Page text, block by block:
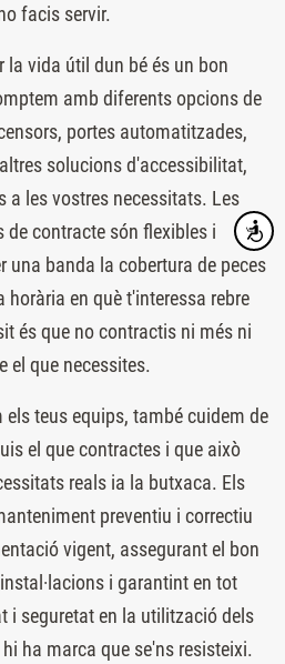
facis servir.
la vida útil dun bé és un bon
amb diferents opcions de
portes automatitzades,
solucions d'accessibilitat,
a les vostres necessitats. Les
contracte són flexibles i
una banda la cobertura de peces
horària en què t'interessa rebre
és que no contractis ni més ni
el que necessites.
els teus equips, també cuidem de
el que contractes i que això
reals ia la butxaca. Els
preventiu i correctiu
vigent, assegurant el bon
i garantint en tot
i seguretat en la utilització dels
ha marca que se'ns resisteixi.